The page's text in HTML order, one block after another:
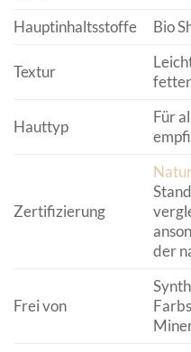
Hauptinhaltsstoffe Bio
Textur
Hauttyp
Für
Zertifizierung
der
Frei von